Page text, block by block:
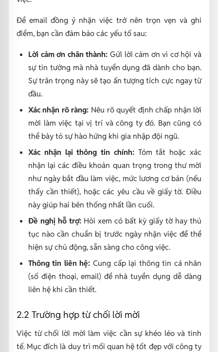
Để email đồng ý nhận việc trở nên trọn vẹn và ghi
điểm, bạn cần đảm bảo các yếu tố sau:
Lời cảm ơn chân thành: Gửi lời cảm ơn vì cơ hội và
sự tin tưởng mà nhà tuyển dụng đã dành cho bạn.
Sự trân trọng này sẽ tạo ấn tượng tích cực ngay từ
đầu.
Xác nhận rõ ràng: Nêu rõ quyết định chấp nhận lời
mời làm việc tại vị trí và công ty đó. Bạn cũng có
thể bày tỏ sự hào hứng khi gia nhập đội ngũ.
Xác nhận lại thông tin chính:Tóm tắt hoặc xác
nhận lại các điều khoản quan trọng trong thư mời
như ngày bắt đầu làm việc, mức lương cơ bản (nếu
thấy cần thiết), hoặc các yêu cầu về giấy tờ. Điều
này giúp hai bên thống nhất lần cuối.
Đề nghị hỗ trợ:Hỏi xem có bất kỳ giấy tờ hay thủ
tục nào cần chuẩn bị trước ngày nhận việc để thể
hiện sự chủ động, sẵn sàng cho công việc.
Thông tin liên hệ: Cung cấp lại thông tin cá nhân
(số điện thoại, email) để nhà tuyển dụng dễ dàng
liên hệ khi cần thiết.
2.2 Trường hợp từ chối lời mời
Việc từ chối lời mời làm việc cần sự khéo léo và tinh
tế. Mục đích là duy trì mối quan hệ tốt đẹp với công ty